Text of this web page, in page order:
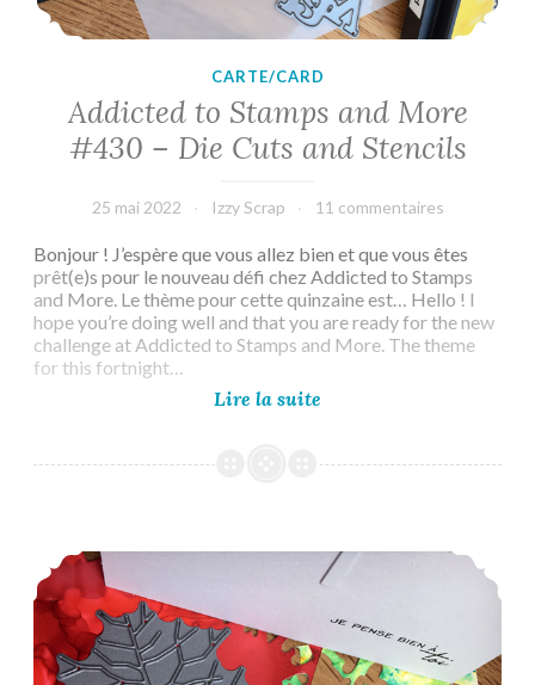
CARTE/CARD
Addicted to Stamps and More
#430 – Die Cuts and Stencils
25 mai 2022 Izzy Scrap 11 commentaires
Bonjour ! J’espère que vous allez bien et que vous êtes
prêt(e)s pour le nouveau défi chez Addicted to Stamps
and More. Le thème pour cette quinzaine est… Hello ! I
hope you’re doing well and that you are ready for the new
challenge at Addicted to Stamps and More. The theme
for this fortnight…
Lire la suite
and
Die
Cuts
Stencils
Day of the Month Card Club #39 – Love a Tree Day